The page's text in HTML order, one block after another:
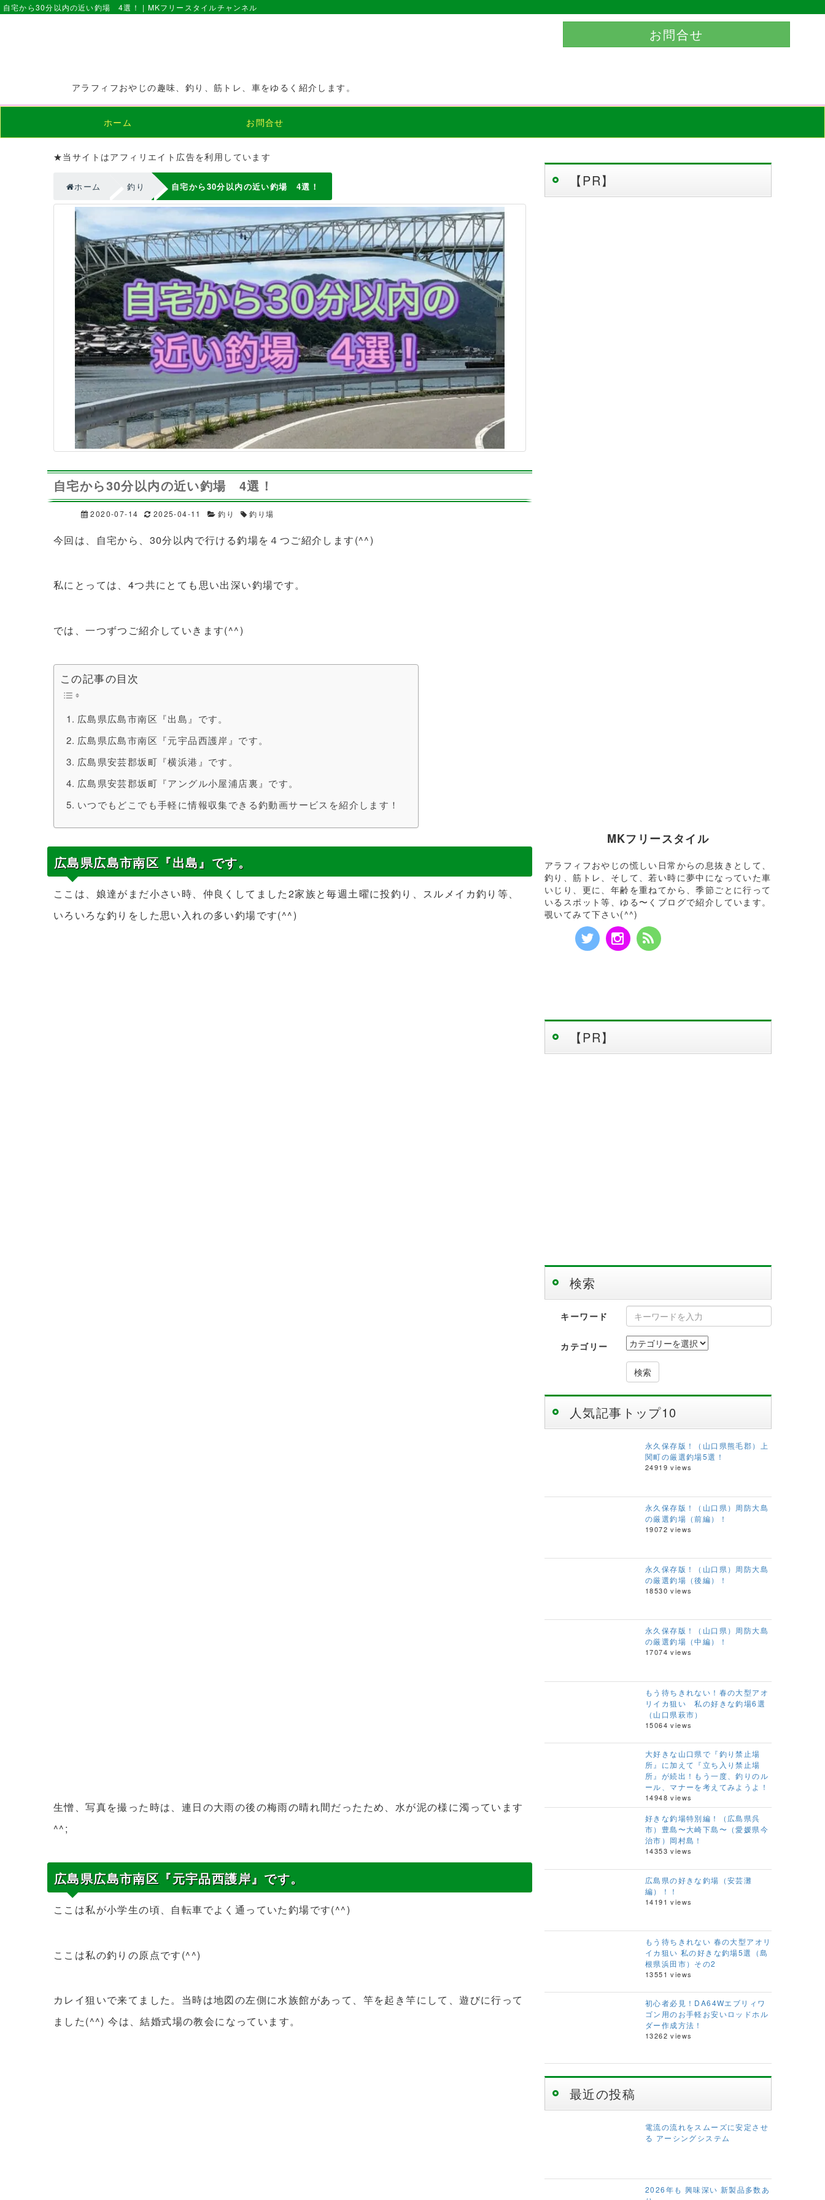
自宅から30分以内の近い釣場 4選！ | MKフリースタイルチャンネル
アラフィフおやじの趣味、釣り、筋トレ、車をゆるく紹介します。
お問合せ
ホーム お問合せ
★当サイトはアフィリエイト広告を利用しています
ホーム 釣り 自宅から30分以内の近い釣場 4選！
自宅から30分以内の近い釣場 4選！
2020-07-14 2025-04-11 釣り 釣り場
今回は、自宅から、30分以内で行ける釣場を４つご紹介します(^^)
私にとっては、4つ共にとても思い出深い釣場です。
では、一つずつご紹介していきます(^^)
この記事の目次
広島県広島市南区『出島』です。
広島県広島市南区『元宇品西護岸』です。
広島県安芸郡坂町『横浜港』です。
広島県安芸郡坂町『アングル小屋浦店裏』です。
いつでもどこでも手軽に情報収集できる釣動画サービスを紹介します！
広島県広島市南区『出島』です。
ここは、娘達がまだ小さい時、仲良くしてました2家族と毎週土曜に投釣り、スルメイカ釣り等、
いろいろな釣りをした思い入れの多い釣場です(^^)
生憎、写真を撮った時は、連日の大雨の後の梅雨の晴れ間だったため、水が泥の様に濁っています
^^;
広島県広島市南区『元宇品西護岸』です。
ここは私が小学生の頃、自転車でよく通っていた釣場です(^^)
ここは私の釣りの原点です(^^)
カレイ狙いで来てました。当時は地図の左側に水族館があって、竿を起き竿にして、遊びに行って
ました(^^) 今は、結婚式場の教会になっています。
【PR】
MKフリースタイル
アラフィフおやじの慌しい日常からの息抜きとして、
釣り、筋トレ、そして、若い時に夢中になっていた車
いじり、更に、年齢を重ねてから、季節ごとに行って
いるスポット等、ゆる〜くブログで紹介しています。
覗いてみて下さい(^^)
【PR】
検索
キーワード
カテゴリー
検索
人気記事トップ10
永久保存版！（山口県熊毛郡）上
関町の厳選釣場5選！
24919 views
永久保存版！（山口県）周防大島
の厳選釣場（前編）！
19072 views
永久保存版！（山口県）周防大島
の厳選釣場（後編）！
18530 views
永久保存版！（山口県）周防大島
の厳選釣場（中編）！
17074 views
もう待ちきれない！春の大型アオ
リイカ狙い 私の好きな釣場6選
（山口県萩市）
15064 views
大好きな山口県で『釣り禁止場
所』に加えて『立ち入り禁止場
所』が続出！もう一度、釣りのル
ール、マナーを考えてみようよ！
14948 views
好きな釣場特別編！（広島県呉
市）豊島〜大崎下島〜（愛媛県今
治市）岡村島！
14353 views
広島県の好きな釣場（安芸灘
編）！！
14191 views
もう待ちきれない 春の大型アオリ
イカ狙い 私の好きな釣場5選（島
根県浜田市）その2
13551 views
初心者必見！DA64Wエブリィワ
ゴン用のお手軽お安いロッドホル
ダー作成方法！
13262 views
最近の投稿
電流の流れをスムーズに安定させ
る アーシングシステム
2026年も 興味深い 新製品多数あ